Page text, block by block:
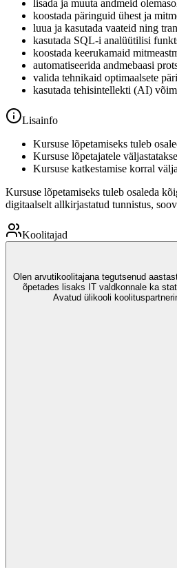
lisada ja muuta andmeid
koostada päringuid ühest ja
luua ja kasutada vaateid ning
kasutada SQL-i analüütilisi
koostada keerukamaid
automatiseerida andmebaasi
valida tehnikaid optimaalsete
kasutada tehisintellekti (AI)
Lisainfo
Kursuse lõpetamiseks tuleb
Kursuse lõpetajatele
Kursuse katkestamise korral
Kursuse lõpetamiseks tuleb osaleda
digitaalselt allkirjastatud tunnistus,
Koolitajad
Olen arvutikoolitajana tegutsenud
õpetades lisaks IT valdkonnale ka
Avatud ülikooli